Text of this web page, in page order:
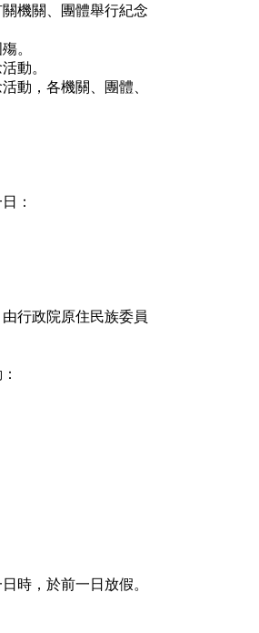
機關、團體舉行紀念
。
動。
動，各機關、團體、
：
行政院原住民族委員
時，於前一日放假。